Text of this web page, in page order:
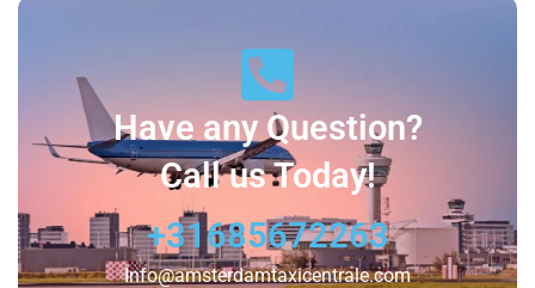
Have any Question?
Call us Today!
+31685672263
Info@amsterdamtaxicentrale.com